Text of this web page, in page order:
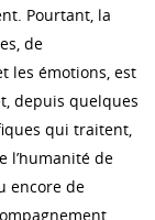
Pourtant, la
de
les émotions, est
depuis quelques
qui traitent,
l’humanité de
encore de